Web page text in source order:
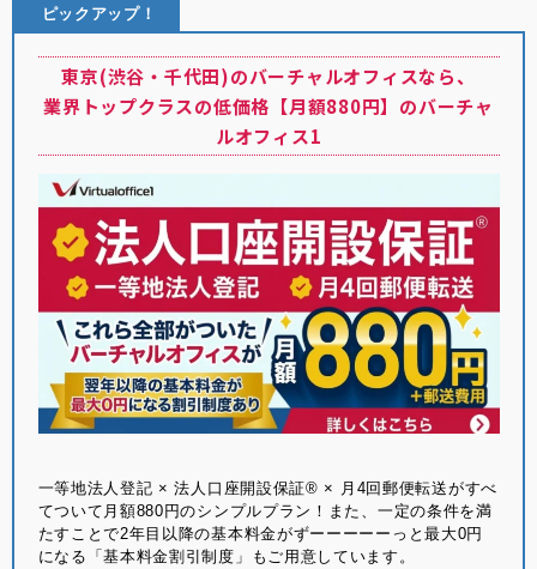
ピックアップ！
東京(渋谷・千代田)のバーチャルオフィスなら、
業界トップクラスの低価格【月額880円】のバーチャ
ルオフィス1
⼀等地法⼈登記 × 法⼈⼝座開設保証® × ⽉4回郵便転送がすべ
てついて月額880円のシンプルプラン！また、一定の条件を満
たすことで2年目以降の基本料金がずーーーーーっと最大0円
になる「基本料金割引制度」もご用意しています。